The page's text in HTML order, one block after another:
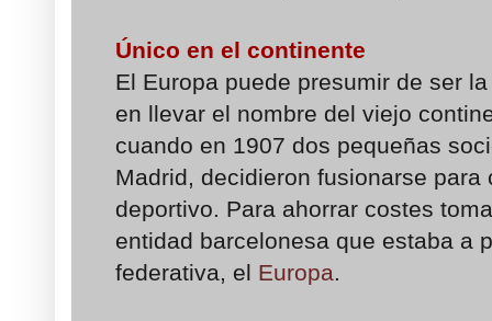
Único en el continente
El Europa puede presumir de ser
en llevar el nombre del viejo
cuando en 1907 dos pequeñas
Madrid, decidieron fusionarse
deportivo. Para ahorrar costes
entidad barcelonesa que estaba a
federativa, el Europa.